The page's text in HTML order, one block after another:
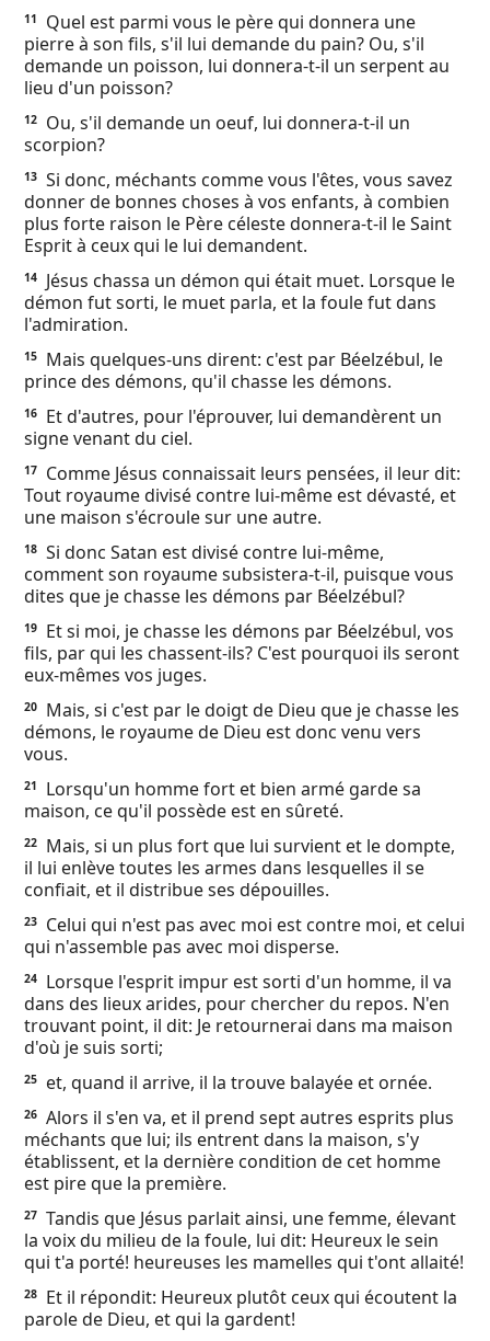
11
Quel est parmi vous le père qui donnera une
pierre à son fils, s'il lui demande du pain? Ou, s'il
demande un poisson, lui donnera-t-il un serpent au
lieu d'un poisson?
12
Ou, s'il demande un oeuf, lui donnera-t-il un
scorpion?
13 Si donc, méchants comme vous l'êtes, vous savez
donner de bonnes choses à vos enfants, à combien
plus forte raison le Père céleste donnera-t-il le Saint
Esprit à ceux qui le lui demandent.
14
Jésus chassa un démon qui était muet. Lorsque le
démon fut sorti, le muet parla, et la foule fut dans
l'admiration.
15
Mais quelques-uns dirent: c'est par Béelzébul, le
prince des démons, qu'il chasse les démons.
16
Et d'autres, pour l'éprouver, lui demandèrent un
signe venant du ciel.
17
Comme Jésus connaissait leurs pensées, il leur dit:
Tout royaume divisé contre lui-même est dévasté, et
une maison s'écroule sur une autre.
18 Si donc Satan est divisé contre lui-même,
comment son royaume subsistera-t-il, puisque vous
dites que je chasse les démons par Béelzébul?
19
Et si moi, je chasse les démons par Béelzébul, vos
fils, par qui les chassent-ils? C'est pourquoi ils seront
eux-mêmes vos juges.
20
Mais, si c'est par le doigt de Dieu que je chasse les
démons, le royaume de Dieu est donc venu vers
vous.
21
Lorsqu'un homme fort et bien armé garde sa
maison, ce qu'il possède est en sûreté.
22
Mais, si un plus fort que lui survient et le dompte,
il lui enlève toutes les armes dans lesquelles il se
confiait, et il distribue ses dépouilles.
23
Celui qui n'est pas avec moi est contre moi, et celui
qui n'assemble pas avec moi disperse.
24
Lorsque l'esprit impur est sorti d'un homme, il va
dans des lieux arides, pour chercher du repos. N'en
trouvant point, il dit: Je retournerai dans ma maison
d'où je suis sorti;
25 et, quand il arrive, il la trouve balayée et ornée.
26 Alors il s'en va, et il prend sept autres esprits plus
méchants que lui; ils entrent dans la maison, s'y
établissent, et la dernière condition de cet homme
est pire que la première.
27 Tandis que Jésus parlait ainsi, une femme, élevant
la voix du milieu de la foule, lui dit: Heureux le sein
qui t'a porté! heureuses les mamelles qui t'ont allaité!
28
Et il répondit: Heureux plutôt ceux qui écoutent la
parole de Dieu, et qui la gardent!